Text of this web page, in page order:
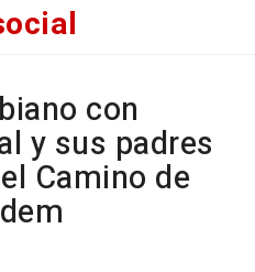
con
y sus padres
Camino de